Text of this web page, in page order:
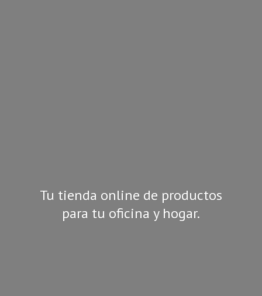
Tu tienda online de productos
para tu oficina y hogar.